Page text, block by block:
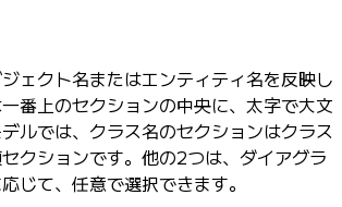
ェクト名またはエンティティ名を反映し
番上のセクションの中央に、太字で大文
ルでは、クラス名のセクションはクラス
クションです。他の2つは、ダイアグラ
じて、任意で選択できます。